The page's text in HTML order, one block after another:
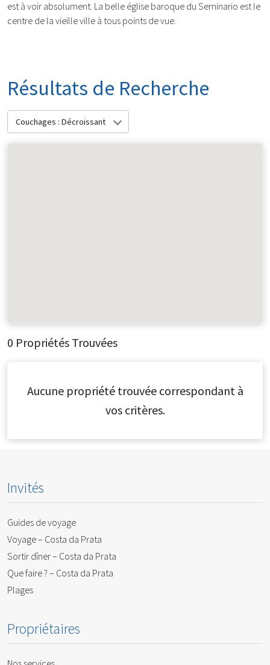
est à voir absolument. La belle église baroque du Seminario est le
centre de la vieille ville à tous points de vue.
Résultats de Recherche
Couchages : Décroissant
0 Propriétés Trouvées
Aucune propriété trouvée correspondant à
vos critères.
Invités
Guides de voyage
Voyage – Costa da Prata
Sortir dîner – Costa da Prata
Que faire ? – Costa da Prata
Plages
Propriétaires